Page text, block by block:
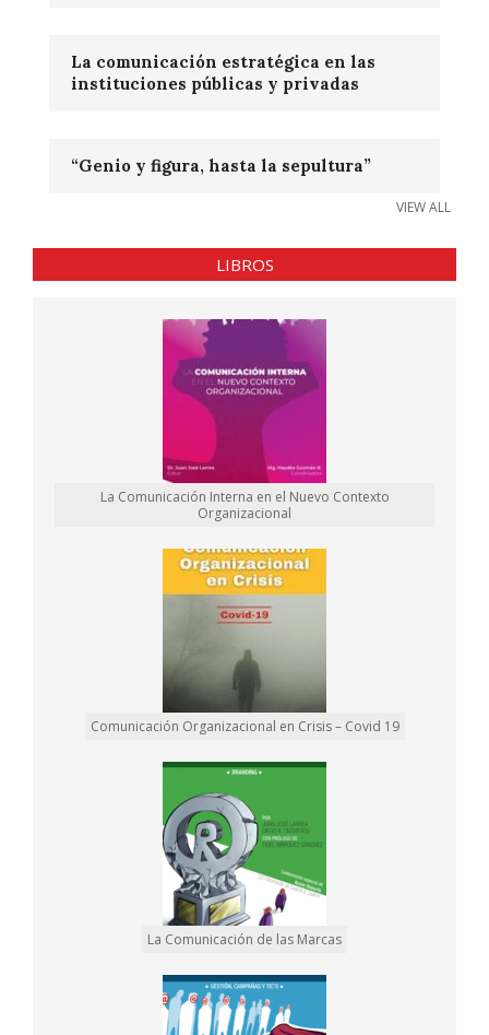
La comunicación estratégica en las
instituciones públicas y privadas
“Genio y figura, hasta la sepultura”
VIEW ALL
LIBROS
La Comunicación Interna en el Nuevo Contexto
Organizacional
Comunicación Organizacional en Crisis – Covid 19
La Comunicación de las Marcas